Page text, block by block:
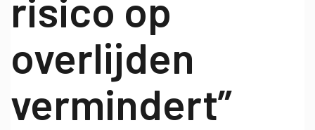
risico op
overlijden
vermindert”